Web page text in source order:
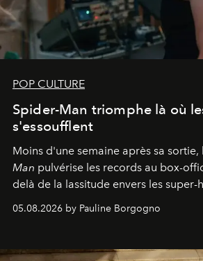
POP CULTURE
Spider-Man triomphe là où
s'essoufflent
Moins d'une semaine après sa sortie,
Man pulvérise les records au box-
delà de la lassitude envers les super-
personnages continuent de susciter
05.08.2026 by Pauline Borgogno